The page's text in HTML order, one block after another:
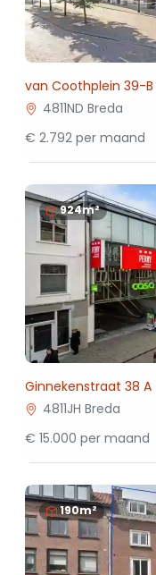
van Coothplein 39-B
4811ND Breda
€ 2.792 per maand
924m²
Ginnekenstraat 38 A
4811JH Breda
€ 15.000 per maand
190m²